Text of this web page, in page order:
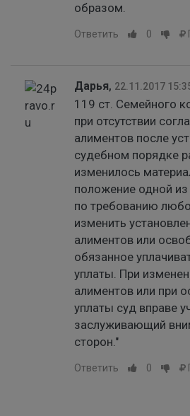
образом.
Ответить 0
Дарья, 22.11.2017
119 ст. Семейного
при отсутствии
алиментов после
судебном порядке
изменилось
положение одной из
по требованию
изменить
алиментов или
обязанное
уплаты. При
алиментов или при
уплаты суд вправе
заслуживающий
сторон."
Ответить 0